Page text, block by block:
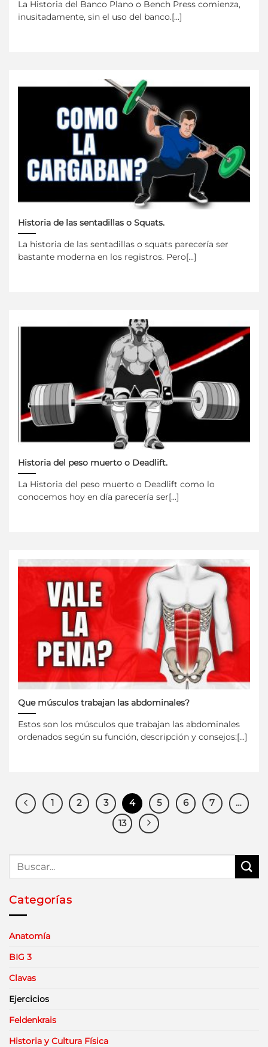
La Historia del Banco Plano o Bench Press comienza,
inusitadamente, sin el uso del banco.[...]
Historia de las sentadillas o Squats.
La historia de las sentadillas o squats parecería ser
bastante moderna en los registros. Pero[...]
Historia del peso muerto o Deadlift.
La Historia del peso muerto o Deadlift como lo
conocemos hoy en día parecería ser[...]
Que músculos trabajan las abdominales?
Estos son los músculos que trabajan las abdominales
ordenados según su función, descripción y consejos:[...]
1 2 3 4 5 6 7
…
13
Categorías
Anatomía
BIG 3
Clavas
Ejercicios
Feldenkrais
Historia y Cultura Física